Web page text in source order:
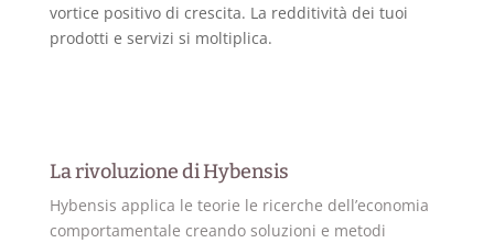
vortice positivo di crescita. La redditività dei tuoi
prodotti e servizi si moltiplica.
La rivoluzione di Hybensis
Hybensis applica le teorie le ricerche dell’economia
comportamentale creando soluzioni e metodi